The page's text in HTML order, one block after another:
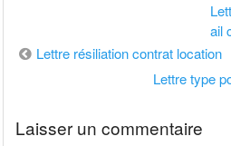
ail
Navigation
Lettre résiliation contrat location
Lettre type
Laisser un commentaire